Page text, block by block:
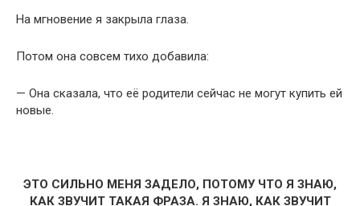
На мгновение я закрыла глаза.
Потом она совсем тихо добавила:
— Она сказала, что её родители сейчас не могут купить ей
новые.
ЭТО СИЛЬНО МЕНЯ ЗАДЕЛО, ПОТОМУ ЧТО Я ЗНАЮ,
КАК ЗВУЧИТ ТАКАЯ ФРАЗА. Я ЗНАЮ, КАК ЗВУЧИТ